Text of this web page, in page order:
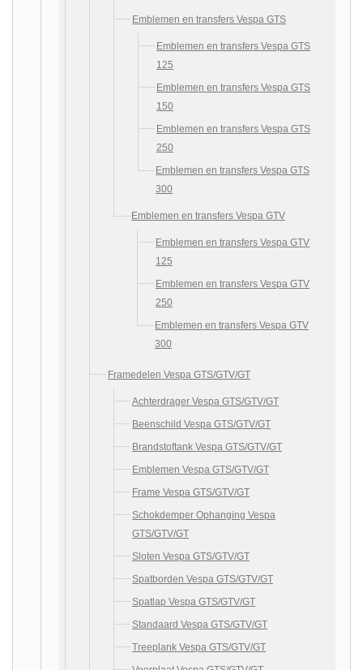
Emblemen en transfers Vespa GTS
Emblemen en transfers Vespa GTS
125
Emblemen en transfers Vespa GTS
150
Emblemen en transfers Vespa GTS
250
Emblemen en transfers Vespa GTS
300
Emblemen en transfers Vespa GTV
Emblemen en transfers Vespa GTV
125
Emblemen en transfers Vespa GTV
250
Emblemen en transfers Vespa GTV
300
Framedelen Vespa GTS/GTV/GT
Achterdrager Vespa GTS/GTV/GT
Beenschild Vespa GTS/GTV/GT
Brandstoftank Vespa GTS/GTV/GT
Emblemen Vespa GTS/GTV/GT
Frame Vespa GTS/GTV/GT
Schokdemper Ophanging Vespa
GTS/GTV/GT
Sloten Vespa GTS/GTV/GT
Spatborden Vespa GTS/GTV/GT
Spatlap Vespa GTS/GTV/GT
Standaard Vespa GTS/GTV/GT
Treeplank Vespa GTS/GTV/GT